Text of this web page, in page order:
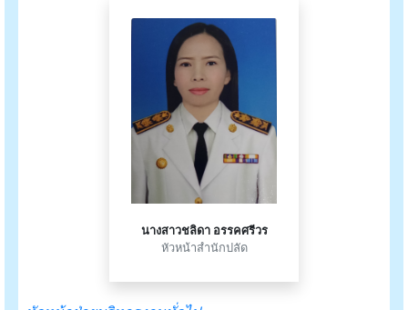
นางสาวชลิดา อรรคศรีวร
หัวหน้าสำนักปลัด